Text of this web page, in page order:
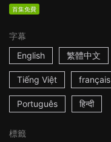
首集免費
字幕
English
繁體中文
Tiếng Việt français
Português हिन्दी
標籤